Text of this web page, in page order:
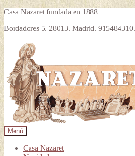
Casa Nazaret fundada en 1888.
Bordadores 5. 28013. Madrid. 915484310.
la
navegación
contenido
Menú
Casa Nazaret